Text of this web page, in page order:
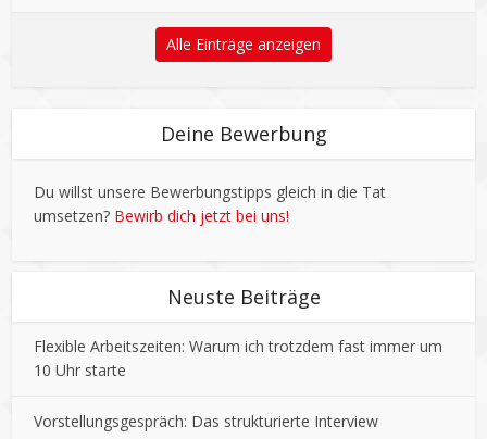
Alle Einträge anzeigen
Deine Bewerbung
Du willst unsere Bewerbungstipps gleich in die Tat
umsetzen? Bewirb dich jetzt bei uns!
Neuste Beiträge
Flexible Arbeitszeiten: Warum ich trotzdem fast immer um
10 Uhr starte
Vorstellungsgespräch: Das strukturierte Interview